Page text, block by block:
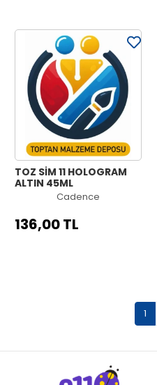
TOZ SİM 11 HOLOGRAM
ALTIN 45ML
Cadence
136,00 TL
1